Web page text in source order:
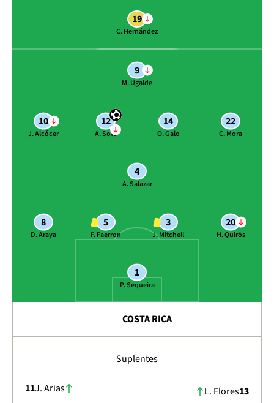
19
C. Hernández
1
P. Sequeira
20
H. Quirós
3
J. Mitchell
5
F. Faerron
8
D. Araya
4
A. Salazar
22
C. Mora
14
O. Galo
12
A. Soto
10
J. Alcócer
9
M. Ugalde
COSTA RICA
Suplentes
11J. Arias
13
L. Flores